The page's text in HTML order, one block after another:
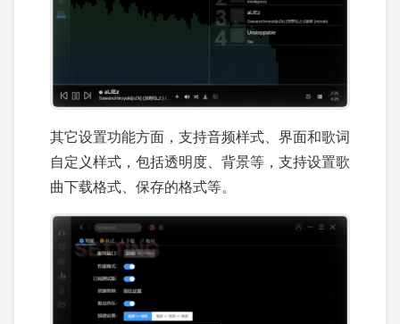
其它设置功能方面，支持音频样式、界面和歌词
自定义样式，包括透明度、背景等，支持设置歌
曲下载格式、保存的格式等。